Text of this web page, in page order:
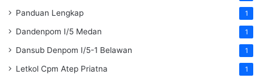
Panduan Lengkap 1
Dandenpom I/5 Medan 1
Dansub Denpom I/5-1 Belawan 1
Letkol Cpm Atep Priatna 1